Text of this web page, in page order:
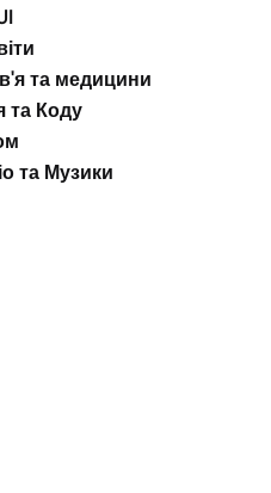
та медицини
та Коду
та Музики